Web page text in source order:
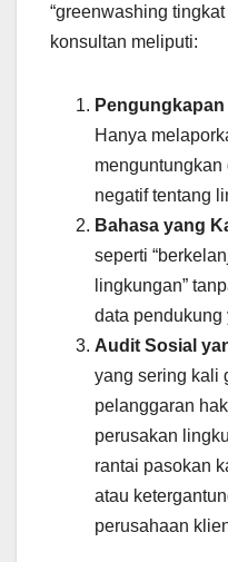
“greenwashing
konsultan meliputi:
Hanya
negatif tentang
Bahasa yang
seperti
lingkungan”
data pendukung
Audit Sosial
yang sering kali
pelanggaran
perusakan
rantai pasokan
atau
perusahaan